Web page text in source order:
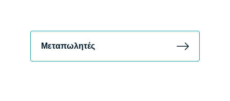
Μεταπωλητές